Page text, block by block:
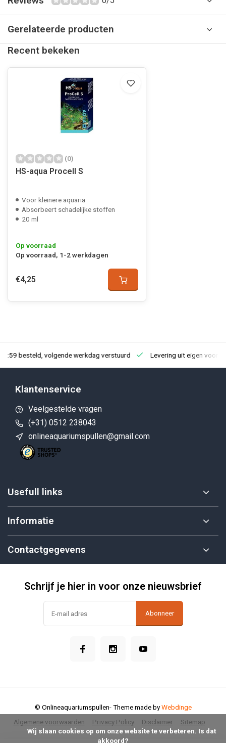
Gerelateerde producten
Recent bekeken
(0)
HS-aqua Procell S
Voor kleinere aquaria
Absorbeert schadelijke stoffen
20 ml
Op voorraad
Op voorraad, 1-2 werkdagen
€4,25
besteld, volgende werkdag verstuurd Levering uit eigen
Klantenservice
Veelgestelde vragen
(+31) 0512 238043
onlineaquariumspullen@gmail.com
Usefull links
Informatie
Contactgegevens
Schrijf je hier in voor onze nieuwsbrief
Abonneer
Algemene voorwaarden Privacy Policy Disclaimer Sitemap
© Onlineaquariumspullen- Theme made byWebdinge
akkoord?